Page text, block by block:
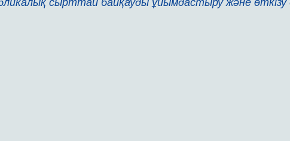
сырттай байқауды ұйымдастыру және өткізу